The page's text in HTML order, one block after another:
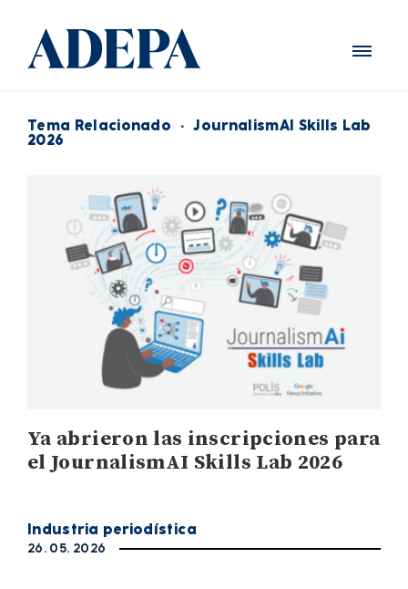
Tema Relacionado · JournalismAI Skills Lab
2026
Ya abrieron las inscripciones para
el JournalismAI Skills Lab 2026
Industria periodística
26. 05. 2026